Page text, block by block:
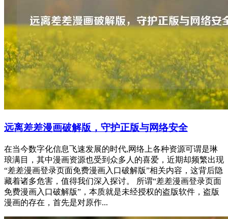
远离差差漫画破解版，守护正版与网络安全
在当今数字化信息飞速发展的时代,网络上各种资源可谓是琳
琅满目，其中漫画资源也受到众多人的喜爱，近期却频繁出现
“差差漫画登录页面免费漫画入口破解版”相关内容，这背后隐
藏着诸多危害，值得我们深入探讨。 所谓“差差漫画登录页面
免费漫画入口破解版”，本质就是未经授权的盗版软件，盗版
漫画的存在，首先是对原作...